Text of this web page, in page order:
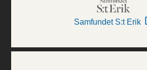
Samfundet S:t Erik